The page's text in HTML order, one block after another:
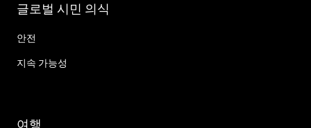
글로벌 시민 의식
안전
지속 가능성
여행